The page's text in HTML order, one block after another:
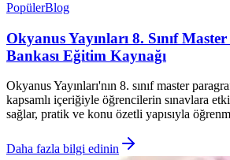
PopülerBlog
Okyanus Yayınları 8. Sınıf
Bankası Eğitim Kaynağı
Okyanus Yayınları'nın 8. sınıf master
kapsamlı içeriğiyle öğrencilerin sınavlara
sağlar, pratik ve konu özetli yapısıyla
Daha fazla bilgi edinin